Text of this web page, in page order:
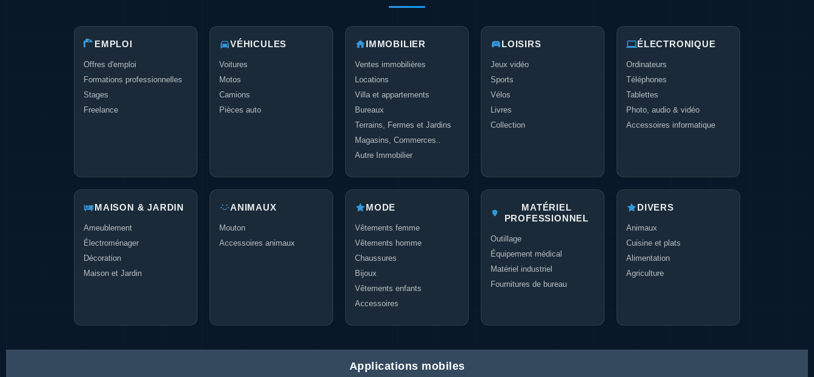
EMPLOI
Offres d'emploi
Formations professionnelles
Stages
Freelance
VÉHICULES
Voitures
Motos
Camions
Pièces auto
IMMOBILIER
Ventes immobilières
Locations
Villa et appartements
Bureaux
Terrains, Fermes et Jardins
Magasins, Commerces..
Autre Immobilier
LOISIRS
Jeux vidéo
Sports
Vélos
Livres
Collection
ÉLECTRONIQUE
Ordinateurs
Téléphones
Tablettes
Photo, audio & vidéo
Accessoires informatique
MAISON & JARDIN
Ameublement
Électroménager
Décoration
Maison et Jardin
ANIMAUX
Mouton
Accessoires animaux
MODE
Vêtements femme
Vêtements homme
Chaussures
Bijoux
Vêtements enfants
Accessoires
MATÉRIEL
PROFESSIONNEL
Outillage
Équipement médical
Matériel industriel
Fournitures de bureau
DIVERS
Animaux
Cuisine et plats
Alimentation
Agriculture
Applications mobiles